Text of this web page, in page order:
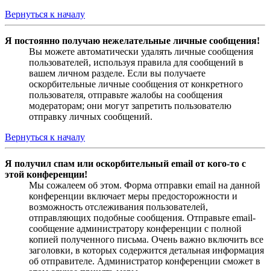
Вернуться к началу
Я постоянно получаю нежелательные личные сообщения!
Вы можете автоматически удалять личные сообщения
пользователей, используя правила для сообщений в
вашем личном разделе. Если вы получаете
оскорбительные личные сообщения от конкретного
пользователя, отправьте жалобы на сообщения
модераторам; они могут запретить пользователю
отправку личных сообщений.
Вернуться к началу
Я получил спам или оскорбительный email от кого-то с
этой конференции!
Мы сожалеем об этом. Форма отправки email на данной
конференции включает меры предосторожности и
возможность отслеживания пользователей,
отправляющих подобные сообщения. Отправьте email-
сообщение администратору конференции с полной
копией полученного письма. Очень важно включить все
заголовки, в которых содержится детальная информация
об отправителе. Администратор конференции сможет в